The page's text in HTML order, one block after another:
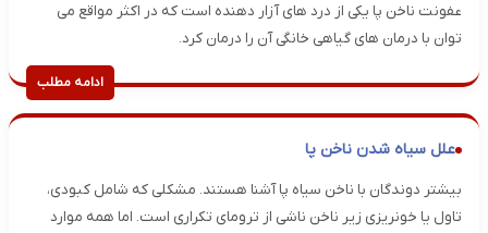
عفونت ناخن پا یکی از درد های آزار دهنده است که در اکثر مواقع می
توان با درمان های گیاهی خانگی آن را درمان کرد.
ادامه مطلب
علل سیاه شدن ناخن پا
بیشتر دوندگان با ناخن سیاه پا آشنا هستند. مشکلی که شامل کبودی،
تاول یا خونریزی زیر ناخن ناشی از ترومای تکراری است. اما همه موارد